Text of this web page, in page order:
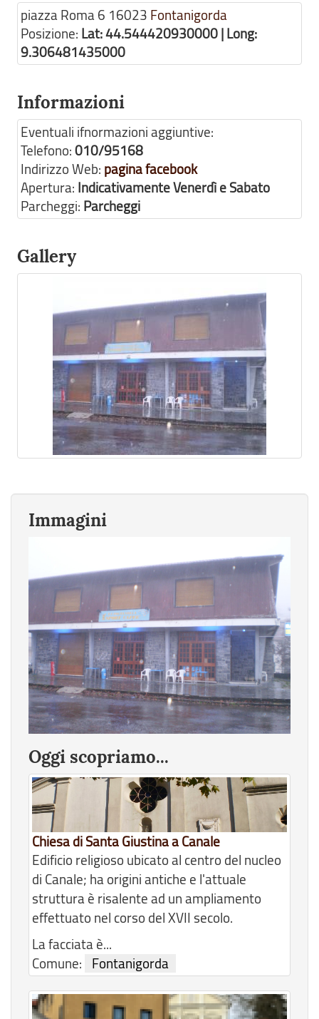
piazza Roma 6 16023 Fontanigorda
Posizione: Lat: 44.544420930000 | Long:
9.306481435000
Informazioni
Eventuali ifnormazioni aggiuntive:
Telefono:010/95168
Indirizzo Web: pagina facebook
Apertura: Indicativamente Venerdì e Sabato
Parcheggi: Parcheggi
Gallery
Immagini
Oggi scopriamo...
Chiesa di Santa Giustina a Canale
Edificio religioso ubicato al centro del nucleo
di Canale; ha origini antiche e l'attuale
struttura è risalente ad un ampliamento
effettuato nel corso del XVII secolo.
La facciata è...
Comune:
Fontanigorda